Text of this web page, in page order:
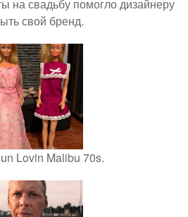
на свадьбу помогло дизайнеру
свой бренд.
Lovin Malibu 70s.